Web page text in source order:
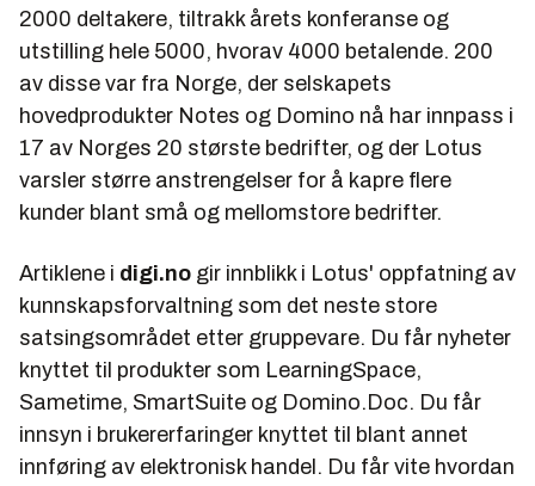
2000 deltakere, tiltrakk årets konferanse og
utstilling hele 5000, hvorav 4000 betalende. 200
av disse var fra Norge, der selskapets
hovedprodukter Notes og Domino nå har innpass i
17 av Norges 20 største bedrifter, og der Lotus
varsler større anstrengelser for å kapre flere
kunder blant små og mellomstore bedrifter.
Artiklene i digi.no gir innblikk i Lotus' oppfatning av
kunnskapsforvaltning som det neste store
satsingsområdet etter gruppevare. Du får nyheter
knyttet til produkter som LearningSpace,
Sametime, SmartSuite og Domino.Doc. Du får
innsyn i brukererfaringer knyttet til blant annet
innføring av elektronisk handel. Du får vite hvordan